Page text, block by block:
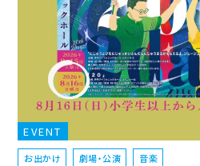
EVENT
お出かけ 劇場・公演 音楽